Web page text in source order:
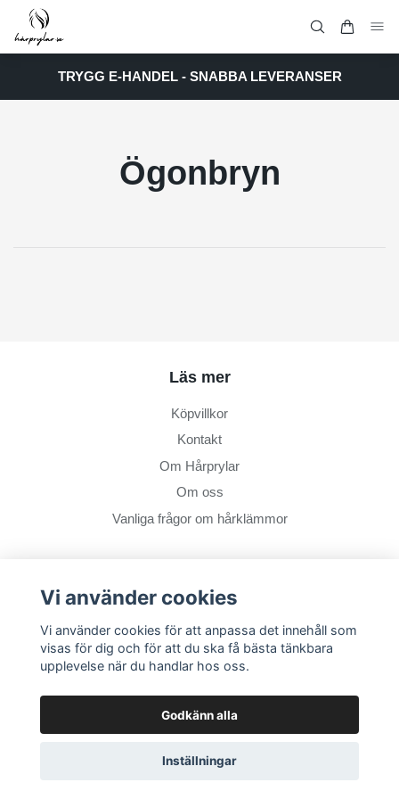
TRYGG E-HANDEL - SNABBA LEVERANSER
Ögonbryn
Läs mer
Köpvillkor
Kontakt
Om Hårprylar
Om oss
Vanliga frågor om hårklämmor
© 2026 Hårprylar.se–Powered by Quickbutik
Vi använder cookies
Vi använder cookies för att anpassa det innehåll som
visas för dig och för att du ska få bästa tänkbara
upplevelse när du handlar hos oss.
Godkänn alla
Inställningar